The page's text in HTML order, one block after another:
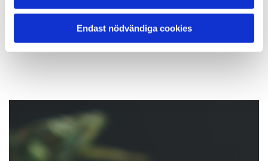
Endast nödvändiga cookies
Smidig och minimalistisk modell med två